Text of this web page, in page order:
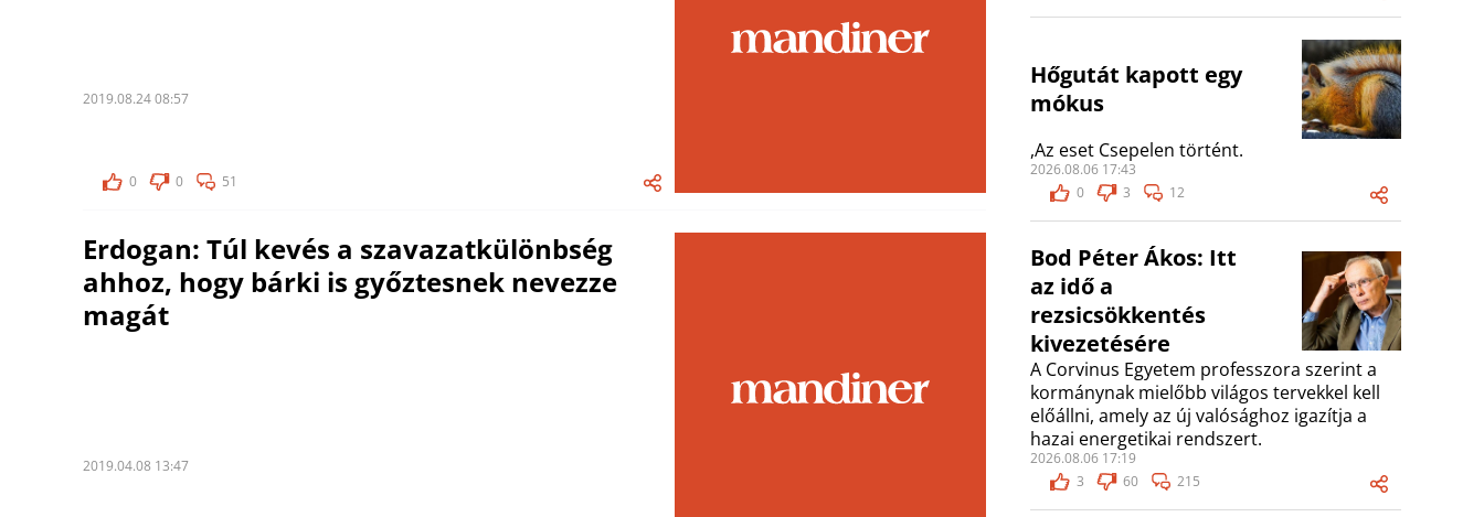
2019.08.24 08:57
0 0 51
Erdogan: Túl kevés a szavazatkülönbség
ahhoz, hogy bárki is győztesnek nevezze
magát
2019.04.08 13:47
Hőgutát kapott egy
mókus
,Az eset Csepelen történt.
2026.08.06 17:43
0
3 12
Bod Péter Ákos: Itt
az idő a
rezsicsökkentés
kivezetésére
A Corvinus Egyetem professzora szerint a
kormánynak mielőbb világos tervekkel kell
előállni, amely az új valósághoz igazítja a
hazai energetikai rendszert.
2026.08.06 17:19
3
60 215